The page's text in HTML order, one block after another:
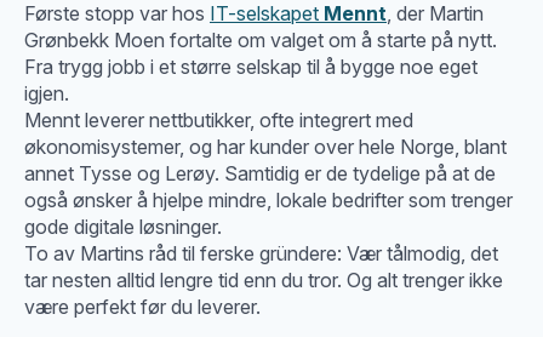
Første stopp var hos IT-selskapet Mennt, der Martin
Grønbekk Moen fortalte om valget om å starte på nytt.
Fra trygg jobb i et større selskap til å bygge noe eget
igjen.
Mennt leverer nettbutikker, ofte integrert med
økonomisystemer, og har kunder over hele Norge, blant
annet Tysse og Lerøy. Samtidig er de tydelige på at de
også ønsker å hjelpe mindre, lokale bedrifter som trenger
gode digitale løsninger.
To av Martins råd til ferske gründere: Vær tålmodig, det
tar nesten alltid lengre tid enn du tror. Og alt trenger ikke
være perfekt før du leverer.